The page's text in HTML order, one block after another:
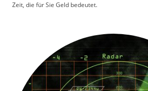
Zeit, die für Sie Geld bedeutet.